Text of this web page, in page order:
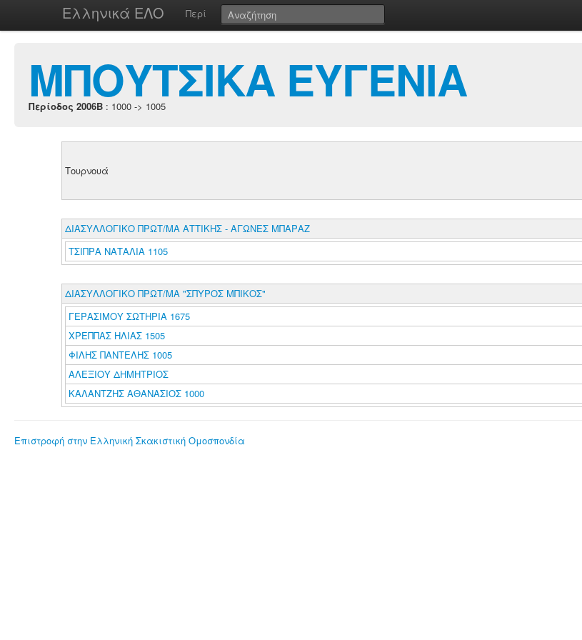
Ελληνικά ΕΛΟ Περί
ΜΠΟΥΤΣΙΚΑ ΕΥΓΕΝΙΑ
Περίοδος 2006B : 1000 -> 1005
Τουρνουά
ΔΙΑΣΥΛΛΟΓΙΚΟ ΠΡΩΤ/ΜΑ ΑΤΤΙΚΗΣ - ΑΓΩΝΕΣ ΜΠΑΡΑΖ
ΤΣΙΠΡΑ ΝΑΤΑΛΙΑ 1105
ΔΙΑΣΥΛΛΟΓΙΚΟ ΠΡΩΤ/ΜΑ "ΣΠΥΡΟΣ ΜΠΙΚΟΣ"
ΓΕΡΑΣΙΜΟΥ ΣΩΤΗΡΙΑ 1675
ΧΡΕΠΠΑΣ ΗΛΙΑΣ 1505
ΦΙΛΗΣ ΠΑΝΤΕΛΗΣ 1005
ΑΛΕΞΙΟΥ ΔΗΜΗΤΡΙΟΣ
ΚΑΛΑΝΤΖΗΣ ΑΘΑΝΑΣΙΟΣ 1000
Επιστροφή στην Ελληνική Σκακιστική Ομοσπονδία